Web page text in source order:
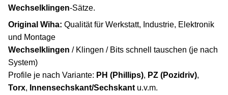
Wechselklingen-Sätze.
Original Wiha: Qualität für Werkstatt, Industrie, Elektronik
und Montage
Wechselklingen / Klingen / Bits schnell tauschen (je nach
System)
Profile je nach Variante: PH (Phillips), PZ (Pozidriv),
Torx, Innensechskant/Sechskant u.v.m.